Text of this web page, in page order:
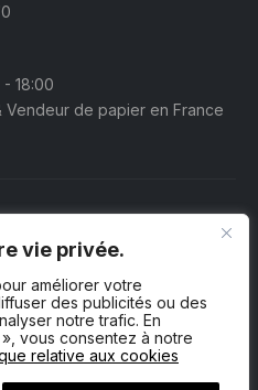
vie privée.
améliorer votre
des publicités ou des
notre trafic. En
vous consentez à notre
relative aux cookies
18:00
Vendeur de papier en France
réservés.